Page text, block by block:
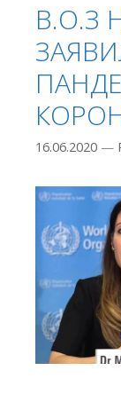
В.О.З
16.06.2020 —